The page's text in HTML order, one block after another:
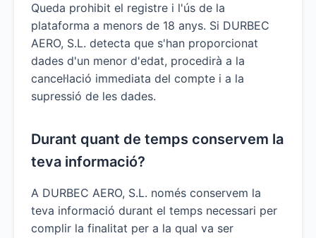
Queda prohibit el registre i l'ús de la
plataforma a menors de 18 anys. Si DURBEC
AERO, S.L. detecta que s'han proporcionat
dades d'un menor d'edat, procedirà a la
cancel·lació immediata del compte i a la
supressió de les dades.
Durant quant de temps conservem la
teva informació?
A DURBEC AERO, S.L. només conservem la
teva informació durant el temps necessari per
complir la finalitat per a la qual va ser